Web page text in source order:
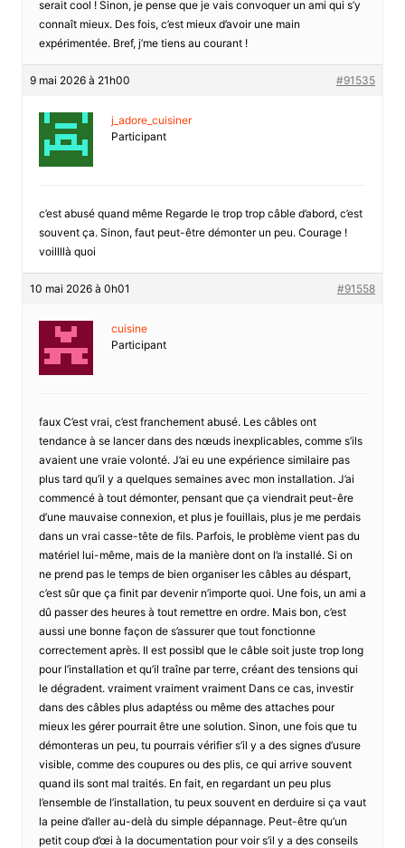
serait cool ! Sinon, je pense que je vais convoquer un ami qui s’y
connaît mieux. Des fois, c’est mieux d’avoir une main
expérimentée. Bref, j’me tiens au courant !
9 mai 2026 à 21h00 #91535
j_adore_cuisiner
Participant
c’est abusé quand même Regarde le trop trop câble d’abord, c’est
souvent ça. Sinon, faut peut-être démonter un peu. Courage !
voillllà quoi
10 mai 2026 à 0h01 #91558
cuisine
Participant
faux C’est vrai, c’est franchement abusé. Les câbles ont
tendance à se lancer dans des nœuds inexplicables, comme s’ils
avaient une vraie volonté. J’ai eu une expérience similaire pas
plus tard qu’il y a quelques semaines avec mon installation. J’ai
commencé à tout démonter, pensant que ça viendrait peut-êre
d’une mauvaise connexion, et plus je fouillais, plus je me perdais
dans un vrai casse-tête de fils. Parfois, le problème vient pas du
matériel lui-même, mais de la manière dont on l’a installé. Si on
ne prend pas le temps de bien organiser les câbles au déspart,
c’est sûr que ça finit par devenir n’importe quoi. Une fois, un ami a
dû passer des heures à tout remettre en ordre. Mais bon, c’est
aussi une bonne façon de s’assurer que tout fonctionne
correctement après. Il est possibl que le câble soit juste trop long
pour l’installation et qu’il traîne par terre, créant des tensions qui
le dégradent. vraiment vraiment vraiment Dans ce cas, investir
dans des câbles plus adaptéss ou même des attaches pour
mieux les gérer pourrait être une solution. Sinon, une fois que tu
démonteras un peu, tu pourrais vérifier s’il y a des signes d’usure
visible, comme des coupures ou des plis, ce qui arrive souvent
quand ils sont mal traités. En fait, en regardant un peu plus
l’ensemble de l’installation, tu peux souvent en derduire si ça vaut
la peine d’aller au-delà du simple dépannage. Peut-être qu’un
petit coup d’œi à la documentation pour voir s’il y a des conseils